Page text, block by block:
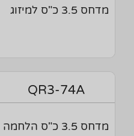
מדחס 3.5 כ"ס למיזוג
QR3-74A
מדחס 3.5 כ"ס הלחמה תלת